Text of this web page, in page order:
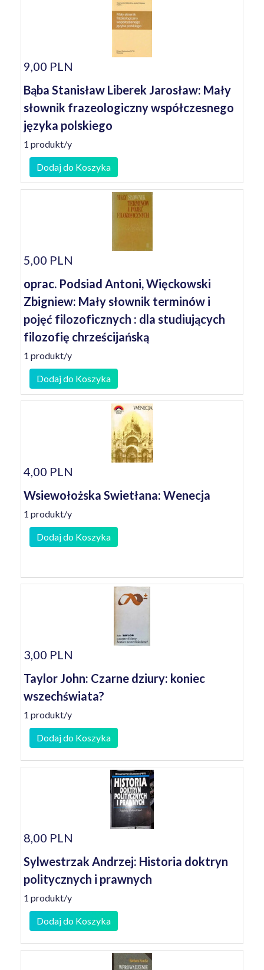
9,00 PLN
Bąba Stanisław Liberek Jarosław: Mały
słownik frazeologiczny współczesnego
języka polskiego
1 produkt/y
Dodaj do Koszyka
5,00 PLN
oprac. Podsiad Antoni, Więckowski
Zbigniew: Mały słownik terminów i
pojęć filozoficznych : dla studiujących
filozofię chrześcijańską
1 produkt/y
Dodaj do Koszyka
4,00 PLN
Wsiewołożska Swietłana: Wenecja
1 produkt/y
Dodaj do Koszyka
3,00 PLN
Taylor John: Czarne dziury: koniec
wszechświata?
1 produkt/y
Dodaj do Koszyka
8,00 PLN
Sylwestrzak Andrzej: Historia doktryn
politycznych i prawnych
1 produkt/y
Dodaj do Koszyka